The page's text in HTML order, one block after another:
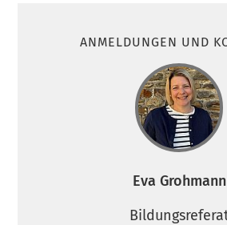
ANMELDUNGEN UND
Eva Grohmann